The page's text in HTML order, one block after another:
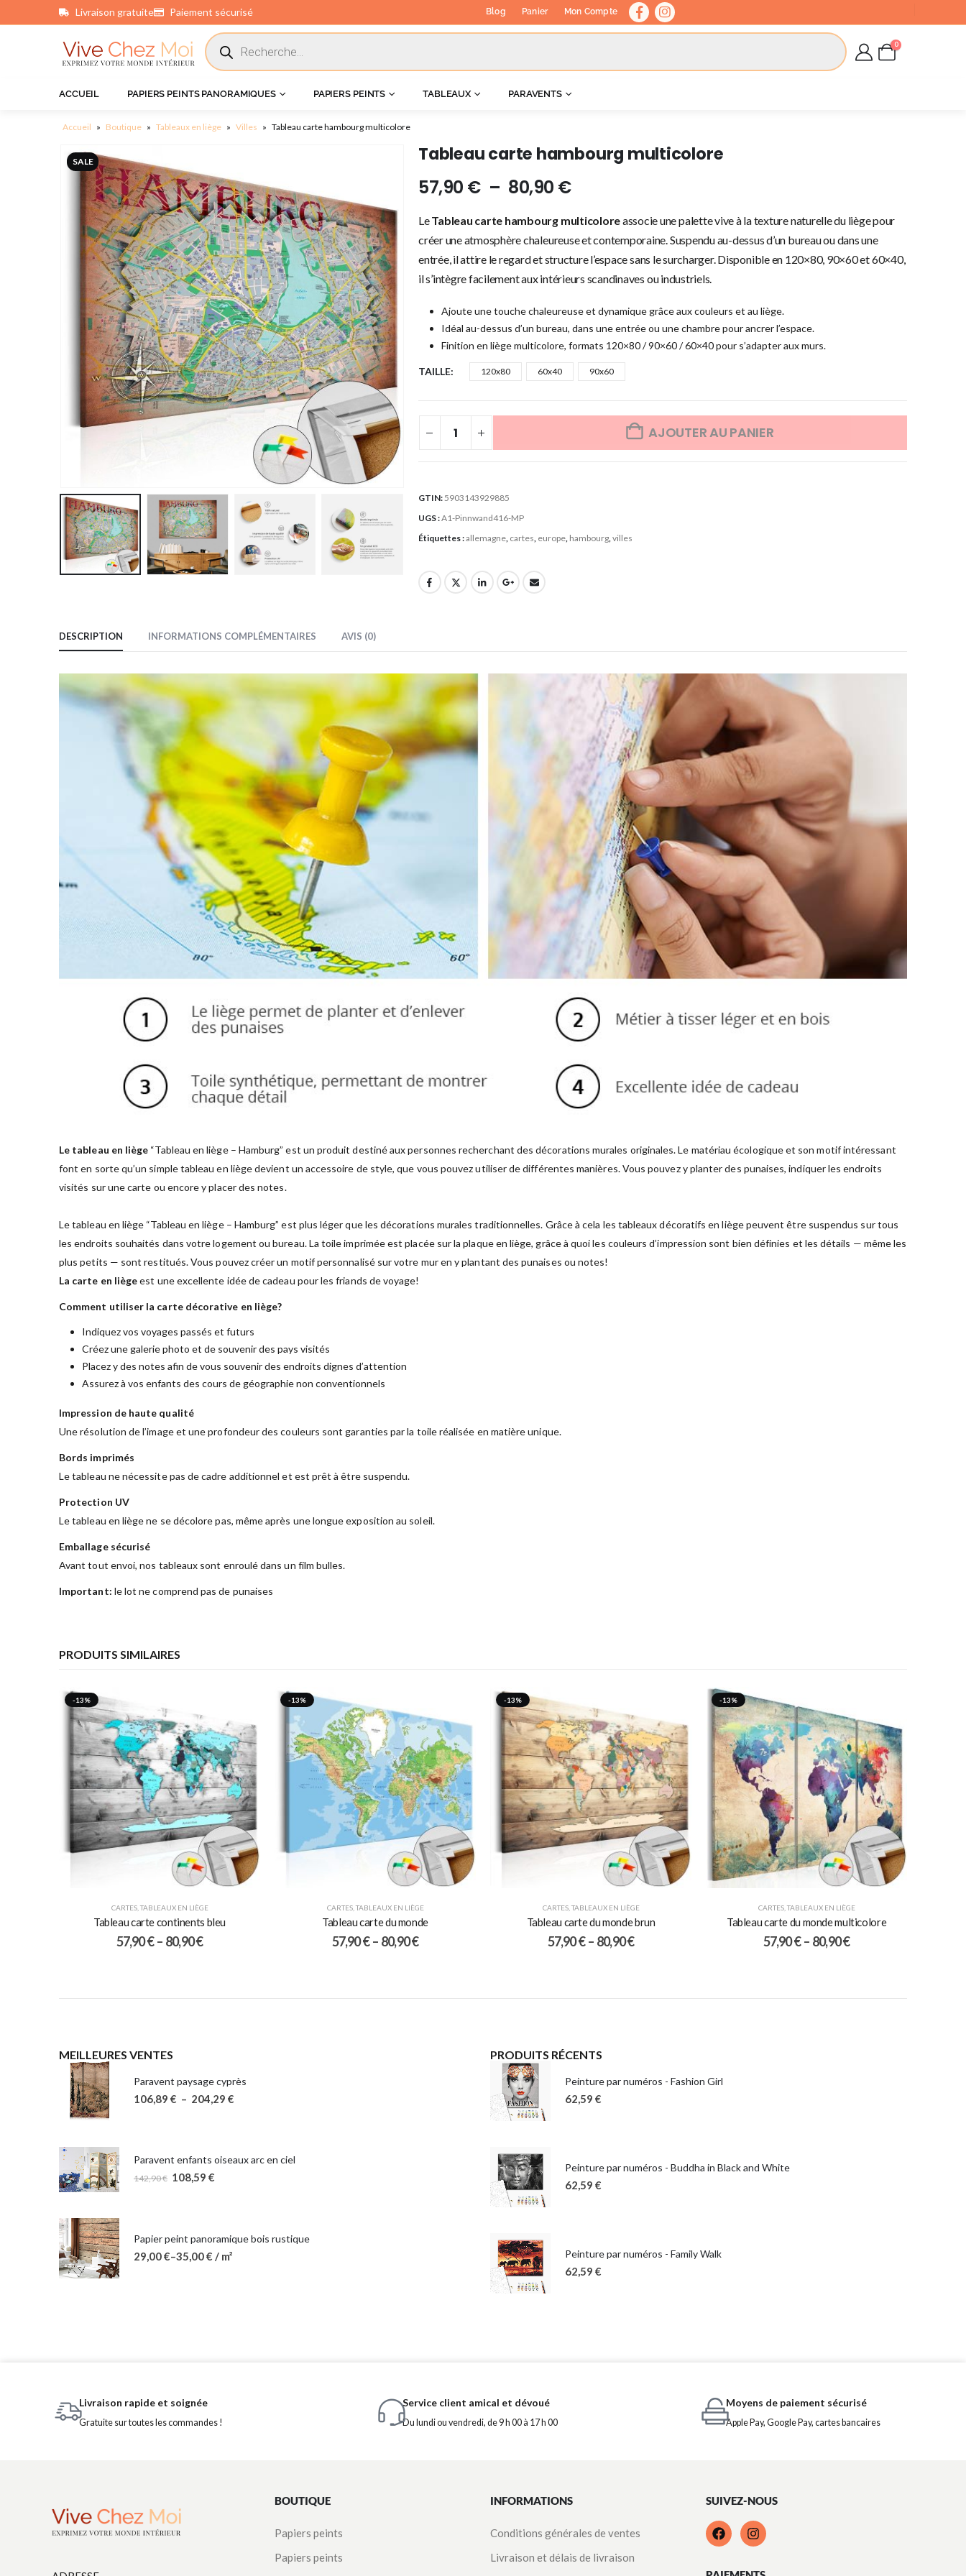
Livraison gratuite Paiement sécurisé Blog Panier Mon Compte
0
ACCUEIL PAPIERS PEINTS PANORAMIQUES PAPIERS PEINTS TABLEAUX PARAVENTS
Accueil » Boutique » Tableaux en liège » Villes » Tableau carte hambourg multicolore
SALE Tableau carte hambourg multicolore
57,90 € – 80,90 €
LeTableau carte hambourg multicoloreassocie une palette vive à la texture naturelle du liège pour
créer une atmosphère chaleureuse et contemporaine. Suspendu au-dessus d’un bureau ou dans une
entrée, il attire le regard et structure l’espace sans le surcharger. Disponible en 120×80, 90×60 et 60×40,
il s’intègre facilement aux intérieurs scandinaves ou industriels.
Ajoute une touche chaleureuse et dynamique grâce aux couleurs et au liège.
Idéal au-dessus d’un bureau, dans une entrée ou une chambre pour ancrer l’espace.
Finition en liège multicolore, formats 120×80 / 90×60 / 60×40 pour s’adapter aux murs.
TAILLE 120x80 60x40 90x60
AJOUTER AU PANIER
GTIN: 5903143929885
UGS :A1-Pinnwand416-MP
Étiquettes :allemagne, cartes europe, hambourg, villes
DESCRIPTION INFORMATIONS COMPLÉMENTAIRES AVIS (0)
Le tableau en liège “Tableau en liège – Hamburg” est un produit destiné aux personnes recherchant des décorations murales originales. Le matériau écologique et son motif intéressant
font en sorte qu’un simple tableau en liège devient un accessoire de style, que vous pouvez utiliser de différentes manières. Vous pouvez y planter des punaises, indiquer les endroits
visités sur une carte ou encore y placer des notes.
Le tableau en liège “Tableau en liège – Hamburg” est plus léger que les décorations murales traditionnelles. Grâce à cela les tableaux décoratifs en liège peuvent être suspendus sur tous
les endroits souhaités dans votre logement ou bureau. La toile imprimée est placée sur la plaque en liège, grâce à quoi les couleurs d’impression sont bien définies et les détails — même les
plus petits — sont restitués. Vous pouvez créer un motif personnalisé sur votre mur en y plantant des punaises ou notes!
La carte en liègeest une excellente idée de cadeau pour les friands de voyage!
Comment utiliser la carte décorative en liège?
Indiquez vos voyages passés et futurs
Créez une galerie photo et de souvenir des pays visités
Placez y des notes afin de vous souvenir des endroits dignes d’attention
Assurez à vos enfants des cours de géographie non conventionnels
Impression de haute qualité
Une résolution de l’image et une profondeur des couleurs sont garanties par la toile réalisée en matière unique.
Bords imprimés
Le tableau ne nécessite pas de cadre additionnel et est prêt à être suspendu.
Protection UV
Le tableau en liège ne se décolore pas, même après une longue exposition au soleil.
Emballage sécurisé
Avant tout envoi, nos tableaux sont enroulé dans un film bulles.
Important: le lot ne comprend pas de punaises
PRODUITS SIMILAIRES
-13%
CARTES, TABLEAUX EN LIÈGE
Tableau carte continents bleu
57,90€ – 80,90€
-13%
CARTES, TABLEAUX EN LIÈGE
Tableau carte du monde
57,90€ – 80,90€
-13%
CARTES, TABLEAUX EN LIÈGE
Tableau carte du monde brun
57,90€ – 80,90€
-13%
CARTES, TABLEAUX EN LIÈGE
Tableau carte du monde multicolore
57,90€ – 80,90€
MEILLEURES VENTES
Paravent paysage cyprès
106,89 € – 204,29 €
Paravent enfants oiseaux arc en ciel
142,90€ 108,59 €
Papier peint panoramique bois rustique
29,00€–35,00€ / m²
PRODUITS RÉCENTS
Peinture par numéros - Fashion Girl
62,59 €
Peinture par numéros - Buddha in Black and White
62,59 €
Peinture par numéros - Family Walk
62,59 €
Livraison rapide et soignée
Gratuite sur toutes les commandes !
Service client amical et dévoué
Du lundi ou vendredi, de 9 h 00 à 17 h 00
Moyens de paiement sécurisé
Apple Pay, Google Pay, cartes bancaires
BOUTIQUE
Papiers peints
Papiers peints
INFORMATIONS
Conditions générales de ventes
Livraison et délais de livraison
SUIVEZ-NOUS